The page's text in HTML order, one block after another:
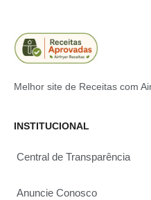
Melhor site de Receitas com
INSTITUCIONAL
Central de Transparência
Anuncie Conosco